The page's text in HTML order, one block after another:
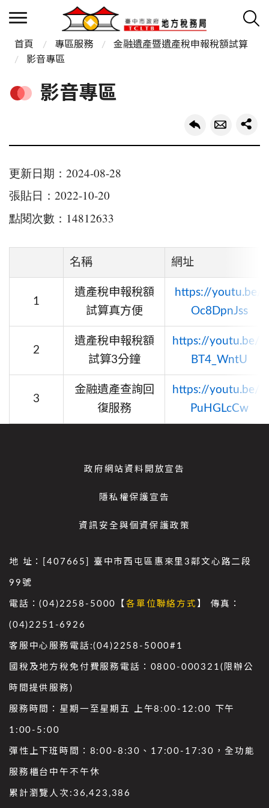
首頁 專區服務
金融遺產暨遺產稅申報稅額試算
影音專區
影音專區
更新日期：2024-08-28
張貼日：2022-10-20
點閱次數：14812633
名稱 網址
1
遺產稅申報稅額
試算真方便
https://youtu.be/
Oc8DpnJss
2
遺產稅申報稅額
試算3分鐘
https://youtu.be/
BT4_WntU
3
金融遺產查詢回
復服務
https://youtu.be/
PuHGLcCw
政府網站資料開放宣告
隱私權保護宣告
資訊安全與個資保護政策
地 址：[407665] 臺中市西屯區惠來里3鄰文心路二段
99號
電話：(04)2258-5000【各單位聯絡方式 】 傳真：
(04)2251-6926
客服中心服務電話:(04)2258-5000#1
國稅及地方稅免付費服務電話：0800-000321(限辦公
時間提供服務)
服務時間：星期一至星期五 上午8:00-12:00 下午
1:00-5:00
彈性上下班時間：8:00-8:30、17:00-17:30，全功能
服務櫃台中午不午休
累計瀏覽人次: 36,423,386